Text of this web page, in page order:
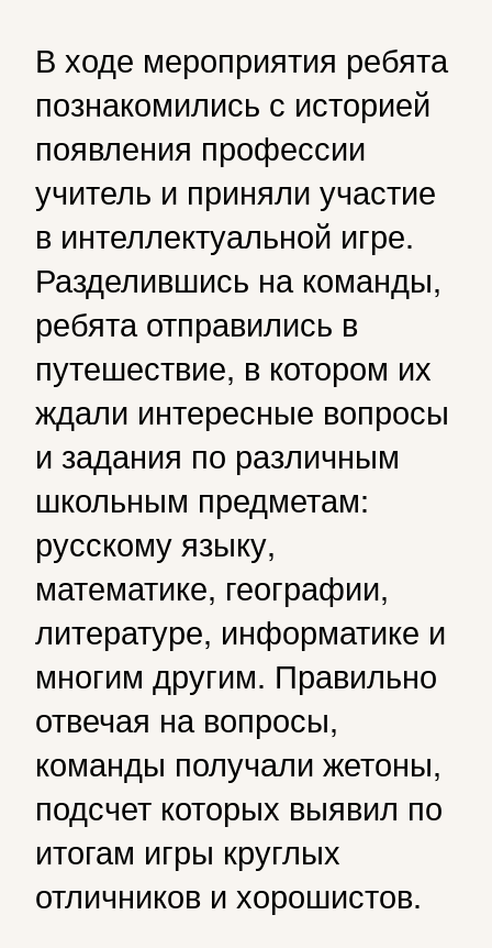
В ходе мероприятия ребята
познакомились с историей
появления профессии
учитель и приняли участие
в интеллектуальной игре.
Разделившись на команды,
ребята отправились в
путешествие, в котором их
ждали интересные вопросы
и задания по различным
школьным предметам:
русскому языку,
математике, географии,
литературе, информатике и
многим другим. Правильно
отвечая на вопросы,
команды получали жетоны,
подсчет которых выявил по
итогам игры круглых
отличников и хорошистов.